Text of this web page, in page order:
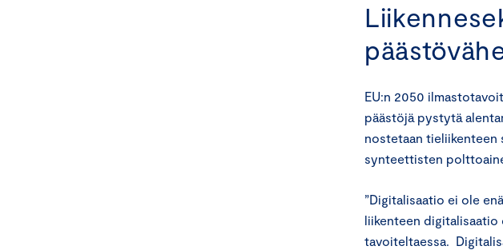
EU:n 2050
päästöjä pystytä
nostetaan tieliikenteen
synteettisten
”Digitalisaatio ei ole
liikenteen digitalisaatio
tavoiteltaessa.